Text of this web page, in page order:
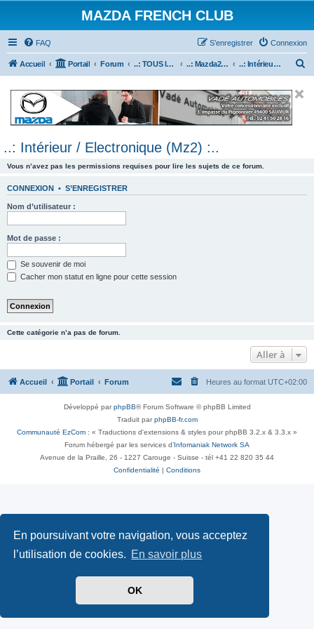
En poursuivant votre navigation, vous acceptez
l’utilisation de cookies. En savoir plus
OK
MAZDA FRENCH CLUB
FAQ Connexion
S’enregistrer
Accueil Portail Forum ..: TOUS les Véhicules MAZDA :.. ..: Mazda2 :.. ..: Intérieur / Electronique (Mz2) :..
e
..: Intérieur / Electronique (Mz2) :..
Vous n’avez pas les permissions requises pour lire les sujets de ce forum.
CONNEXION • S’ENREGISTRER
Nom d’utilisateur :
Mot de passe :
Se souvenir de moi
Cacher mon statut en ligne pour cette session
Cette catégorie n’a pas de forum.
Aller à
Accueil Portail Forum Heures au format UTC+02:00
Développé parphpBB® Forum Software © phpBB Limited
Traduit parphpBB-fr.com
Communauté EzCom : « Traductions d'extensions & styles pour phpBB 3.2.x & 3.3.x »
Forum hébergé par les services d’ Infomaniak Network SA
Avenue de la Praille, 26 - 1227 Carouge - Suisse - tél +41 22 820 35 44
Confidentialité
Conditions